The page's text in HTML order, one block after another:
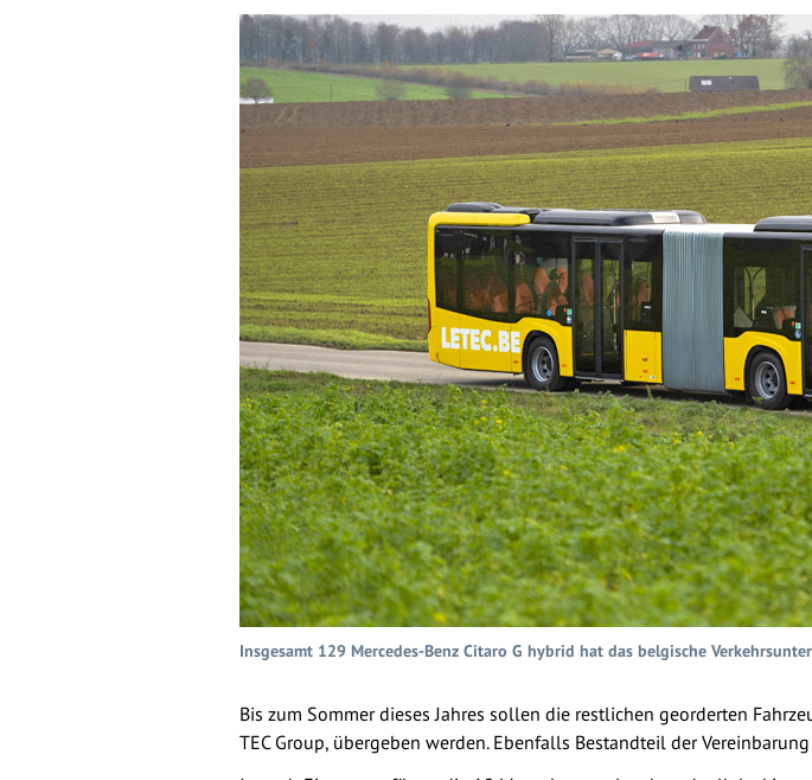
Insgesamt 129 Mercedes-Benz Citaro G hybrid hat das belgische
Bis zum Sommer dieses Jahres sollen die restlichen georderten
TEC Group, übergeben werden. Ebenfalls Bestandteil der